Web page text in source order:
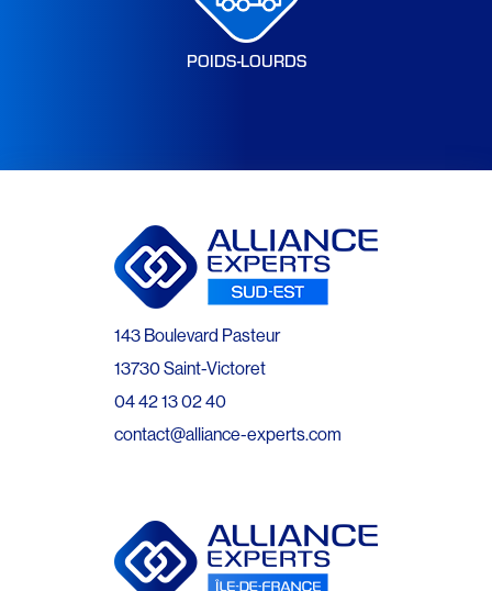
POIDS-LOURDS
143 Boulevard Pasteur
13730 Saint-Victoret
04 42 13 02 40
contact@alliance-experts.com